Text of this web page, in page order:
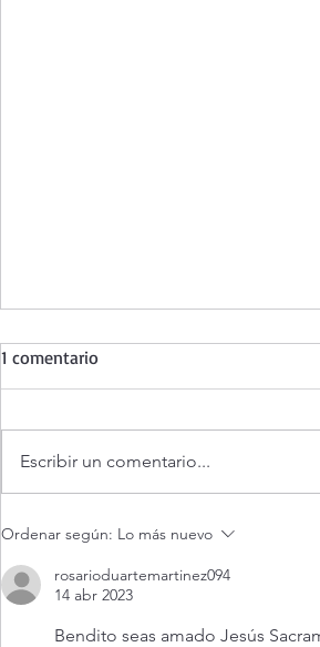
Oración de la mañana. 6 de
1 comentario
Escribir un comentario...
Ordenar según: Lo más nuevo
rosarioduartemartinez094
14 abr 2023
Bendito seas amado Jesús